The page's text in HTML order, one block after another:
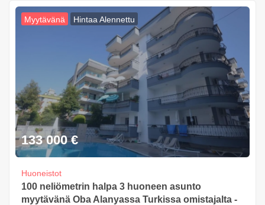
Myytävänä Hintaa Alennettu
133 000 €
Huoneistot
100 neliömetrin halpa 3 huoneen asunto
myytävänä Oba Alanyassa Turkissa omistajalta -